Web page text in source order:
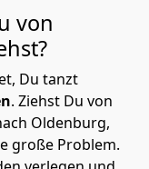
von
Du tanzt
. Ziehst Du von
Oldenburg,
große Problem.